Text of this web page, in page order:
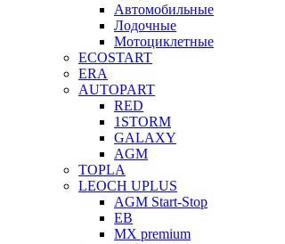
Автомобильные
Лодочные
Мотоциклетные
ECOSTART
ERA
AUTOPART
RED
1STORM
GALAXY
AGM
TOPLA
LEOCH UPLUS
AGM Start-Stop
EB
MX premium